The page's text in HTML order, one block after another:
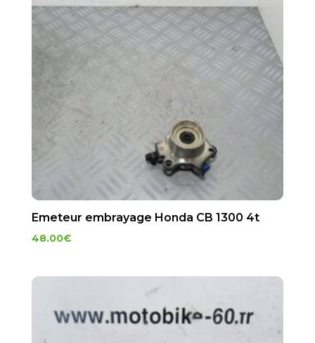
Emeteur embrayage Honda CB 1300 4t
48.00€